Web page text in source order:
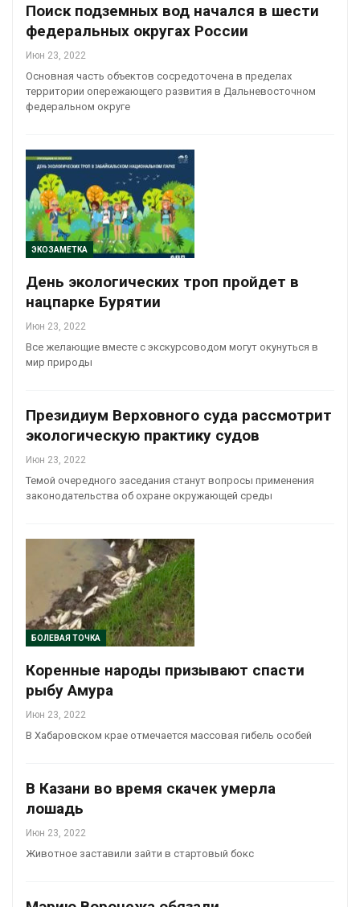
Поиск подземных вод начался в шести
федеральных округах России
Июн 23, 2022
Основная часть объектов сосредоточена в пределах
территории опережающего развития в Дальневосточном
федеральном округе
ЭКОЗАМЕТКА
День экологических троп пройдет в
нацпарке Бурятии
Июн 23, 2022
Все желающие вместе с экскурсоводом могут окунуться в
мир природы
Президиум Верховного суда рассмотрит
экологическую практику судов
Июн 23, 2022
Темой очередного заседания станут вопросы применения
законодательства об охране окружающей среды
БОЛЕВАЯ ТОЧКА
Коренные народы призывают спасти
рыбу Амура
Июн 23, 2022
В Хабаровском крае отмечается массовая гибель особей
В Казани во время скачек умерла
лошадь
Июн 23, 2022
Животное заставили зайти в стартовый бокс